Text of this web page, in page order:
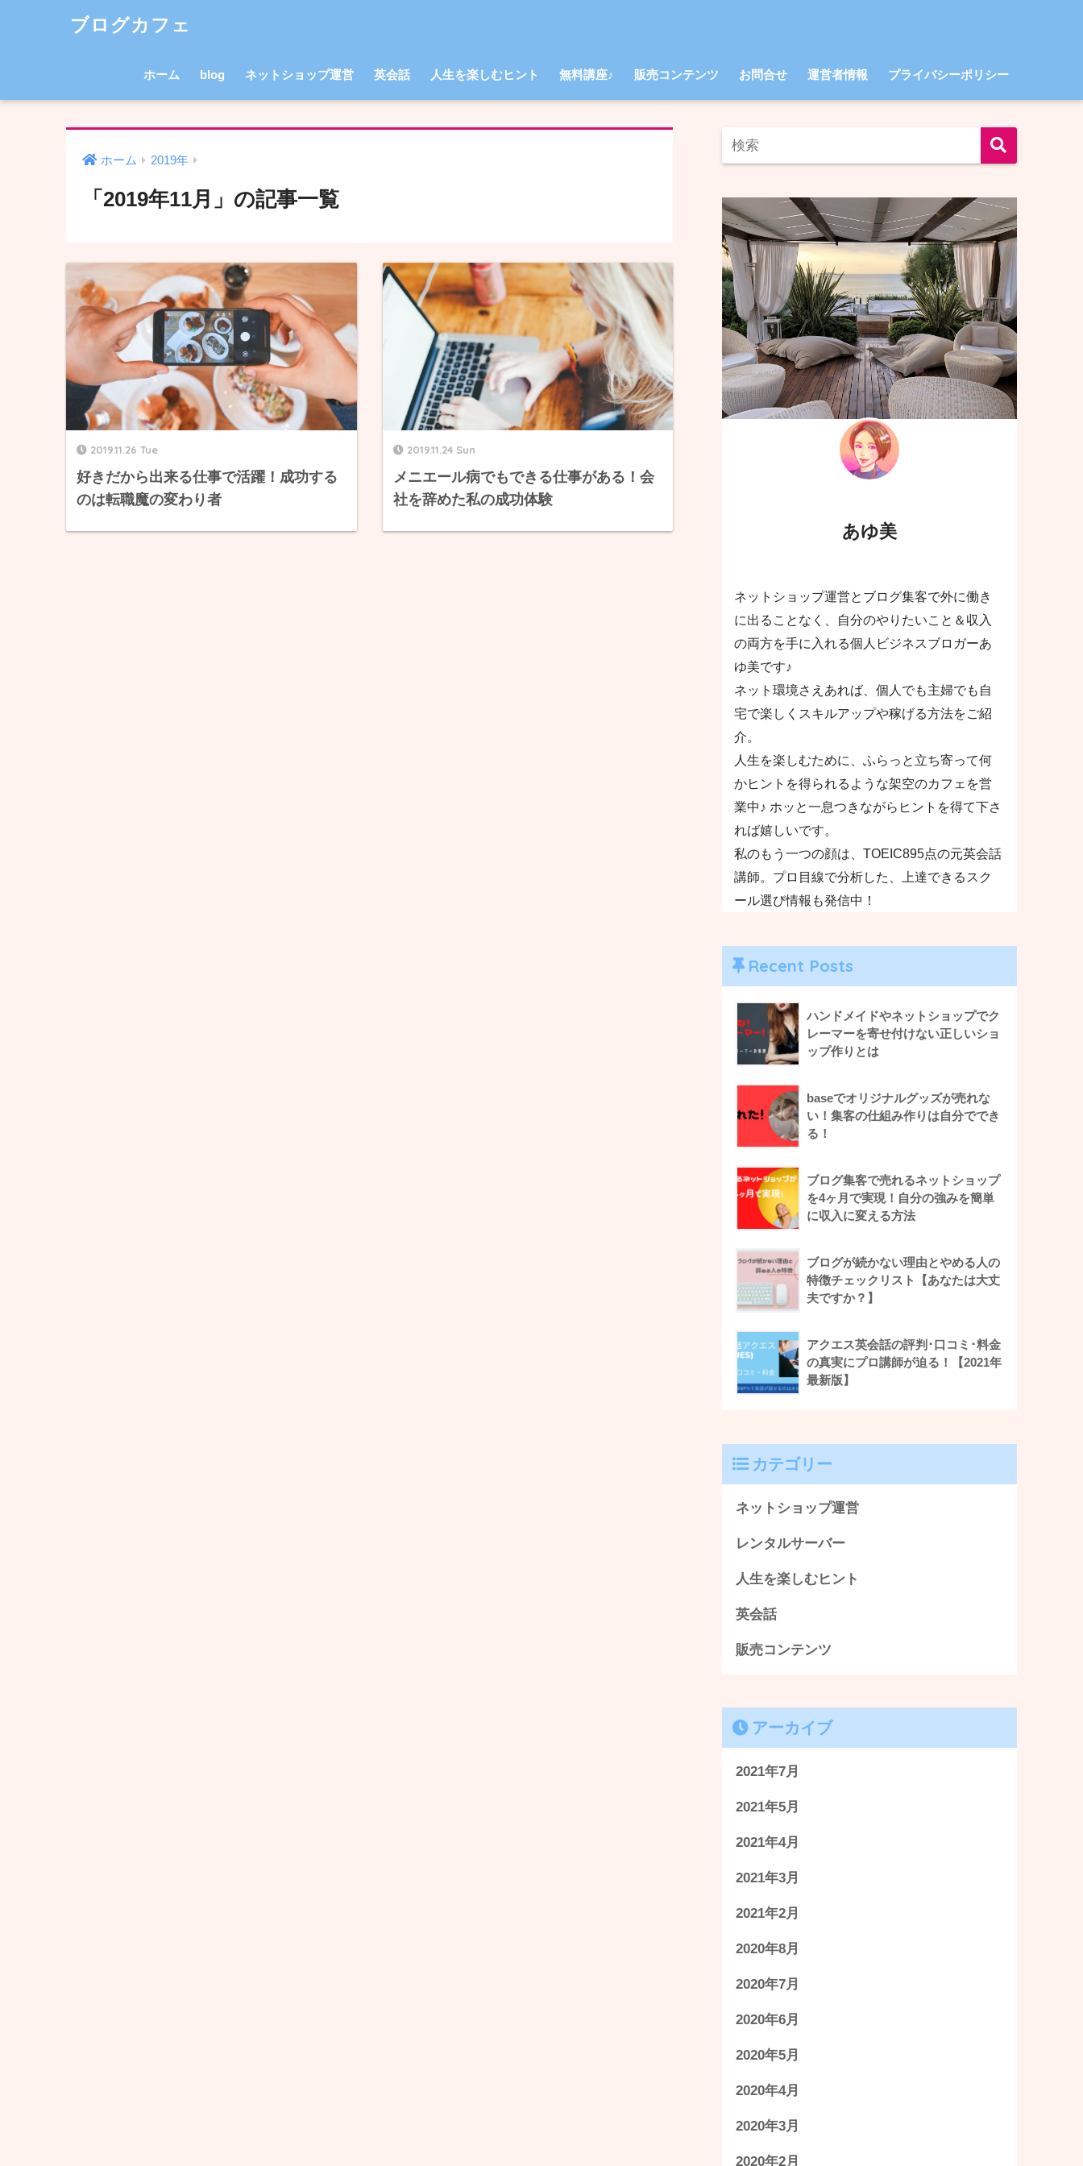
ブログカフェ
ホーム blog ネットショップ運営 英会話 人生を楽しむヒント 無料講座♪ 販売コンテンツ お問合せ 運営者情報 プライバシーポリシー
ホーム 2019年
「2019年11月」の記事一覧
2019.11.26 Tue
好きだから出来る仕事で活躍！成功する
のは転職魔の変わり者
2019.11.24 Sun
メニエール病でもできる仕事がある！会
社を辞めた私の成功体験
あゆ美
ネットショップ運営とブログ集客で外に働き
に出ることなく、自分のやりたいこと＆収入
の両方を手に入れる個人ビジネスブロガーあ
ゆ美です♪
ネット環境さえあれば、個人でも主婦でも自
宅で楽しくスキルアップや稼げる方法をご紹
介。
人生を楽しむために、ふらっと立ち寄って何
かヒントを得られるような架空のカフェを営
業中♪ ホッと一息つきながらヒントを得て下さ
れば嬉しいです。
私のもう一つの顔は、TOEIC895点の元英会話
講師。プロ目線で分析した、上達できるスク
ール選び情報も発信中！
Recent Posts
ハンドメイドやネットショップでク
レーマーを寄せ付けない正しいショ
ップ作りとは
baseでオリジナルグッズが売れな
い！集客の仕組み作りは自分ででき
る！
ブログ集客で売れるネットショップ
を4ヶ月で実現！自分の強みを簡単
に収入に変える方法
ブログが続かない理由とやめる人の
特徴チェックリスト【あなたは大丈
夫ですか？】
アクエス英会話の評判･口コミ･料金
の真実にプロ講師が迫る！【2021年
最新版】
カテゴリー
ネットショップ運営
レンタルサーバー
人生を楽しむヒント
英会話
販売コンテンツ
アーカイブ
2021年7月
2021年5月
2021年4月
2021年3月
2021年2月
2020年8月
2020年7月
2020年6月
2020年5月
2020年4月
2020年3月
2020年2月